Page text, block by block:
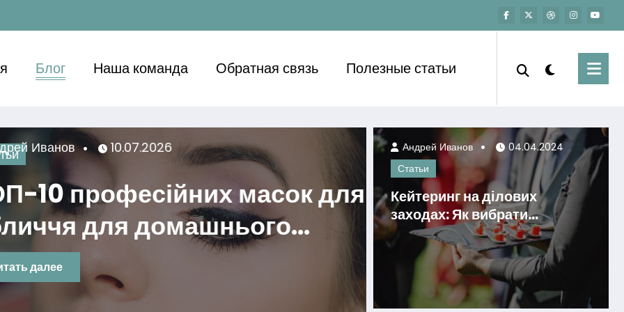
Блог Наша команда Обратная связь Полезные статьи
професійних масок для
для домашнього
10.07.2026 Статьи
Як поєднувати
догляд за тілом для
бездоганного
Читать далее
Андрей Иванов 01.07.2026
Статьи
Кейтеринг на ділових
заходах: Як вибрати
правильного постачальника
Андрей Иванов 04.04.2024